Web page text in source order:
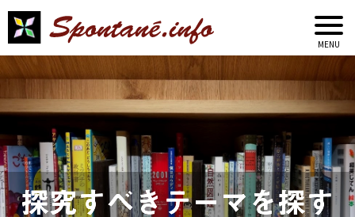
探究すべきテーマを探す